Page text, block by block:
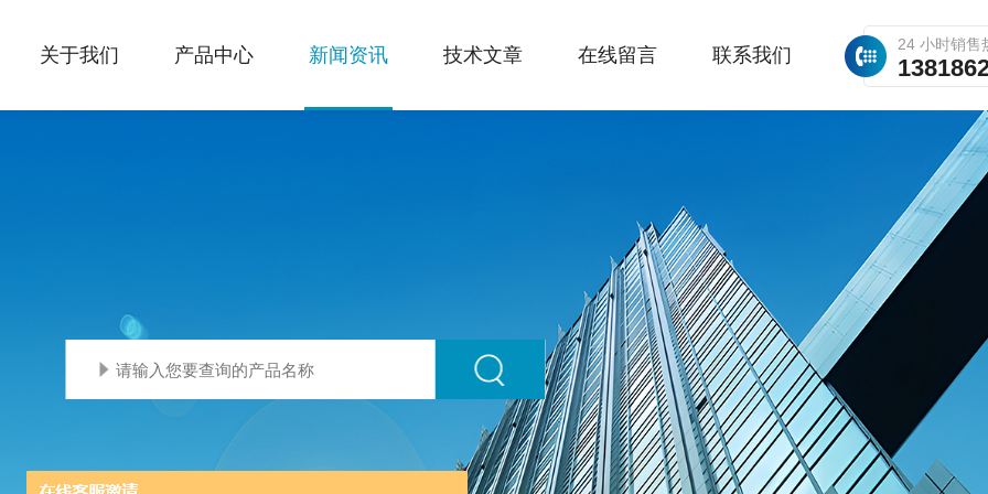
24 小时销售
关于我们 产品中心 新闻资讯 技术文章 在线留言 联系我们